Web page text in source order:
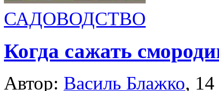
САДОВОДСТВО
Когда сажать
Автор: Василь Блажко,